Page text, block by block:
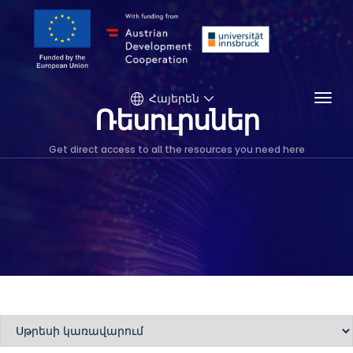
Հայերեն
Ռեսուրսներ
Get direct access to all the resources you need here